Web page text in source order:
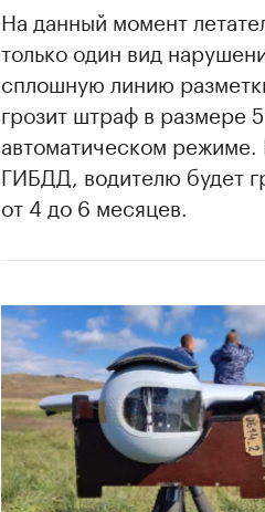
На данный момент
только один вид
сплошную линию
грозит штраф в размере
автоматическом
ГИБДД, водителю будет
от 4 до 6 месяцев.